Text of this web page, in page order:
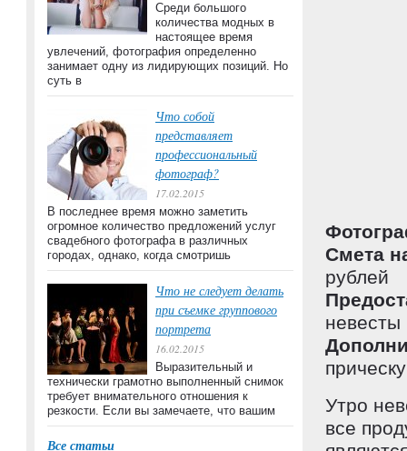
Смета
рублей
невесты
Утро
все
Среди большого
количества модных в
настоящее время
увлечений, фотография определенно
занимает одну из лидирующих позиций. Но
суть в
Что собой
представляет
профессиональный
фотограф?
17.02.2015
В последнее время можно заметить
огромное количество предложений услуг
свадебного фотографа в различных
городах, однако, когда смотришь
Что не следует делать
при съемке группового
портрета
16.02.2015
Выразительный и
технически грамотно выполненный снимок
требует внимательного отношения к
резкости. Если вы замечаете, что вашим
Все статьи